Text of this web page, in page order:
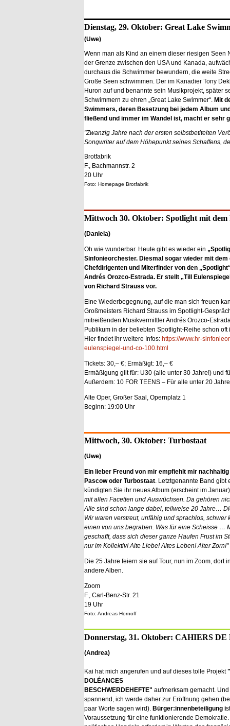
Dienstag, 29. Oktober: Great Lake
(Uwe)
Wenn man als Kind an einem dieser riesigen Seen
der Grenze zwischen den USA und Kanada,
durchaus die Schwimmer bewundern, die weite
Große Seen schwimmen. Der im Kanadier Tony
Huron auf und benannte sein Musikprojekt, später
Schwimmern zu ehren „Great Lake Swimmer“. Mit
Swimmers, deren Besetzung bei jedem Album
fließend und immer im Wandel ist, macht er sehr
"Zwanzig Jahre nach der ersten selbstbetitelten
Songwriter auf dem Höhepunkt seines Schaffens,
Brotfabrik
F., Bachmannstr. 2
20 Uhr
Foto: Homepage Brotfabrik
Mittwoch 30. Oktober: Spotlight mit dem
(Daniela)
Oh wie wunderbar. Heute gibt es wieder ein
Sinfonieorchester. Diesmal sogar wieder mit dem
Chefdirigenten und Miterfinder von den
Andrés Orozco-Estrada. Er stellt „Till
von Richard Strauss vor.
Eine Wiederbegegnung, auf die man sich freuen
Großmeisters Richard Strauss im Spotlight-
mitreißenden Musikvermittler Andrés Orozco-
Publikum in der beliebten Spotlight-Reihe schon
Hier findet ihr weitere Infos: https://www.hr-
eulenspiegel-und-co-100.html
Tickets: 30,– €; Ermäßigt: 16,– €
Ermäßigung gilt für: U30 (alle unter 30 Jahre!) und
Außerdem: 10 FOR TEENS – Für alle unter 20
Alte Oper, Großer Saal, Opernplatz 1
Beginn: 19:00 Uhr
Mittwoch, 30. Oktober: Turbostaat
(Uwe)
Ein lieber Freund von mir empfiehlt mir
Pascow oder Turbostaat. Letztgenannte Band gibt
kündigten Sie ihr neues Album (erscheint im
mit allen Facetten und Auswüchsen. Da gehören
Alle sind schon lange dabei, teilweise 20 Jahre…
Wir waren verstreut, unfähig und sprachlos,
einen von uns begraben. Was für eine Scheisse …
geschafft, dass sich dieser ganze Haufen Frust im
nur im Kollektiv! Alte Liebe! Altes Leben! Alter Zorn!"
Die 25 Jahre feiern sie auf Tour, nun im Zoom,
andere Alben.
Zoom
F., Carl-Benz-Str. 21
19 Uhr
Foto: Andreas Hornoff
Donnerstag, 31. Oktober: CAHIERS
(Andrea)
Kai hat mich angerufen und auf dieses tolle Projekt
DOLÉANCES
BESCHWERDEHEFTE" aufmerksam gemacht.
spannend, ich werde daher zur Eröffnung gehen
paar Worte sagen wird). Bürger:innenbeteiligung i
Voraussetzung für eine funktionierende